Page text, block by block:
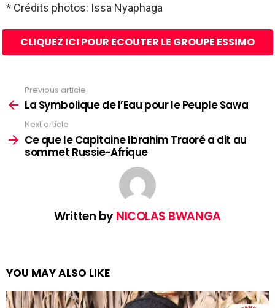
* Crédits photos: Issa Nyaphaga
CLIQUEZ ICI POUR ECOUTER LE GROUPE ESSIMO
more
Previous article
La Symbolique de l’Eau pour le Peuple Sawa
Next article
Ce que le Capitaine Ibrahim Traoré a dit au
sommet Russie-Afrique
Written byNICOLAS BWANGA
YOU MAY ALSO LIKE